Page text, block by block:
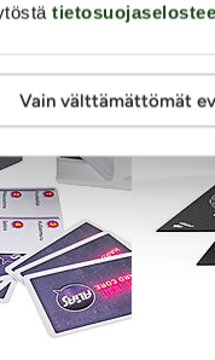
Vain välttämättömät